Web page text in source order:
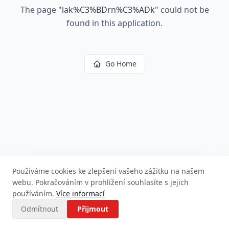
The page "lak%C3%BDrn%C3%ADk" could not be
found in this application.
Go Home
Používáme cookies ke zlepšení vašeho zážitku na našem
webu. Pokračováním v prohlížení souhlasíte s jejich
používáním. Více informací
Odmítnout
Přijmout